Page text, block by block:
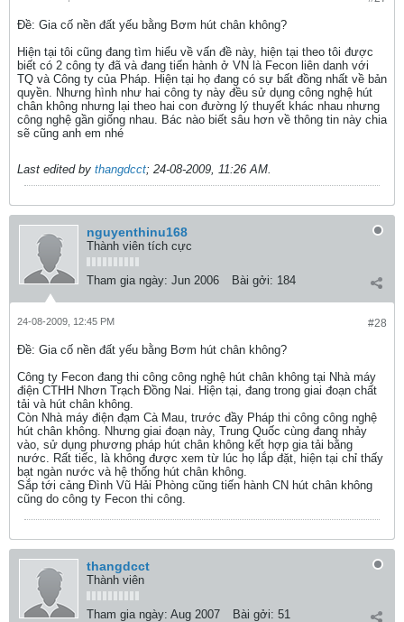
Ðề: Gia cố nền đất yếu bằng Bơm hút chân không?
Hiện tại tôi cũng đang tìm hiểu về vấn đề này, hiện tại theo tôi được
biết có 2 công ty đã và đang tiến hành ở VN là Fecon liên danh với
TQ và Công ty của Pháp. Hiện tại họ đang có sự bất đồng nhất về bản
quyền. Nhưng hình như hai công ty này đều sử dụng công nghệ hút
chân không nhưng lại theo hai con đường lý thuyết khác nhau nhưng
công nghệ gần giống nhau. Bác nào biết sâu hơn về thông tin này chia
sẽ cũng anh em nhé
Last edited by thangdcct; 24-08-2009, 11:26 AM.
nguyenthinu168
Thành viên tích cực
Tham gia ngày: Jun 2006 Bài gởi: 184
#28
24-08-2009, 12:45 PM
Ðề: Gia cố nền đất yếu bằng Bơm hút chân không?
Công ty Fecon đang thi công công nghệ hút chân không tại Nhà máy
điện CTHH Nhơn Trạch Đồng Nai. Hiện tại, đang trong giai đoạn chất
tải và hút chân không.
Còn Nhà máy điện đạm Cà Mau, trước đầy Pháp thi công công nghệ
hút chân không. Nhưng giai đoạn này, Trung Quốc cùng đang nhảy
vào, sử dụng phương pháp hút chân không kết hợp gia tải bằng
nước. Rất tiếc, là không được xem từ lúc họ lắp đặt, hiện tại chỉ thấy
bạt ngàn nước và hệ thống hút chân không.
Sắp tới cảng Đình Vũ Hải Phòng cũng tiến hành CN hút chân không
cũng do công ty Fecon thi công.
thangdcct
Thành viên
Tham gia ngày: Aug 2007 Bài gởi: 51